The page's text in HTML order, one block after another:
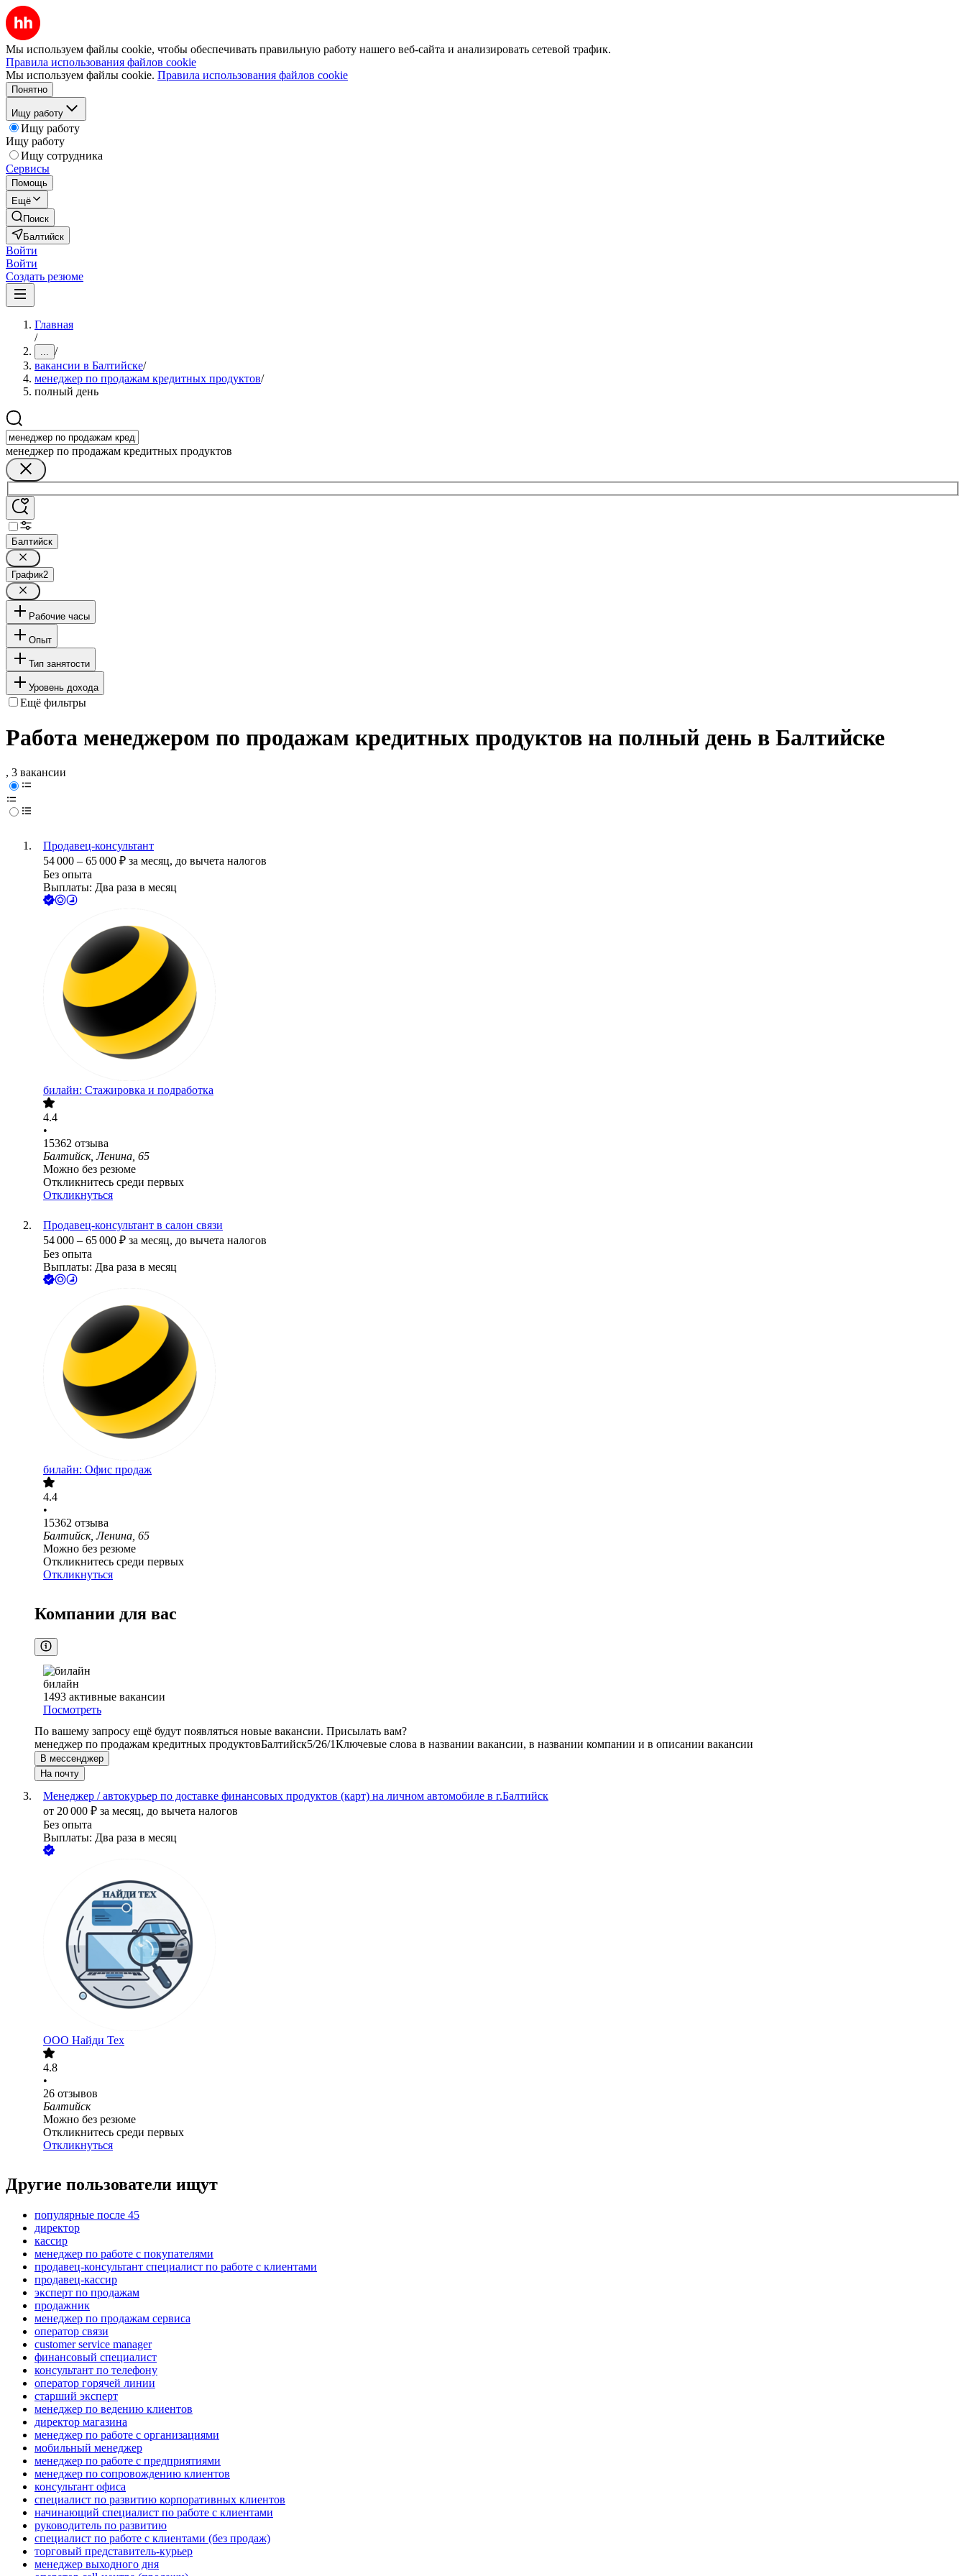
Мы используем файлы cookie, чтобы обеспечивать правильную работу нашего веб-сайта и анализировать сетевой трафик.
Правила использования файлов cookie
Мы используем файлы cookie. Правила использования файлов cookie
Понятно
Ищу работу
Ищу работу
Ищу работу
Ищу сотрудника
Сервисы
Помощь
Ещё
Поиск
Балтийск
Войти
Войти
Создать резюме
Главная
/
... /
вакансии в Балтийске/
менеджер по продажам кредитных продуктов/
полный день
менеджер по продажам кредитных продуктов
Балтийск
График2
Рабочие часы
Опыт
Тип занятости
Уровень дохода
Ещё фильтры
Работа менеджером по продажам кредитных продуктов на полный день в Балтийске
, 3 вакансии
Продавец-консультант
54 000 – 65 000 ₽ за месяц, до вычета налогов
Без опыта
Выплаты: Два раза в месяц
билайн: Стажировка и подработка
4.4
•
15362 отзыва
Балтийск, Ленина, 65
Можно без резюме
Откликнитесь среди первых
Откликнуться
Продавец-консультант в салон связи
54 000 – 65 000 ₽ за месяц, до вычета налогов
Без опыта
Выплаты: Два раза в месяц
билайн: Офис продаж
4.4
•
15362 отзыва
Балтийск, Ленина, 65
Можно без резюме
Откликнитесь среди первых
Откликнуться
Компании для вас
билайн
1493 активные вакансии
Посмотреть
По вашему запросу ещё будут появляться новые вакансии. Присылать вам?
менеджер по продажам кредитных продуктовБалтийск5/26/1Ключевые слова в названии вакансии, в названии компании и в описании вакансии
В мессенджер
На почту
Менеджер / автокурьер по доставке финансовых продуктов (карт) на личном автомобиле в г.Балтийск
от 20 000 ₽ за месяц, до вычета налогов
Без опыта
Выплаты: Два раза в месяц
ООО Найди Тех
4.8
•
26 отзывов
Балтийск
Можно без резюме
Откликнитесь среди первых
Откликнуться
Другие пользователи ищут
популярные после 45
директор
кассир
менеджер по работе с покупателями
продавец-консультант специалист по работе с клиентами
продавец-кассир
эксперт по продажам
продажник
менеджер по продажам сервиса
оператор связи
customer service manager
финансовый специалист
консультант по телефону
оператор горячей линии
старший эксперт
менеджер по ведению клиентов
директор магазина
менеджер по работе с организациями
мобильный менеджер
менеджер по работе с предприятиями
менеджер по сопровождению клиентов
консультант офиса
специалист по развитию корпоративных клиентов
начинающий специалист по работе с клиентами
руководитель по развитию
специалист по работе с клиентами (без продаж)
торговый представитель-курьер
менеджер выходного дня